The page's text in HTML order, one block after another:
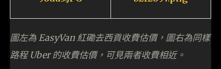
圖左為 EasyVan 紅磡去西貢收費估價，圖右為同樣
路程 Uber 的收費估價，可見兩者收費相近。